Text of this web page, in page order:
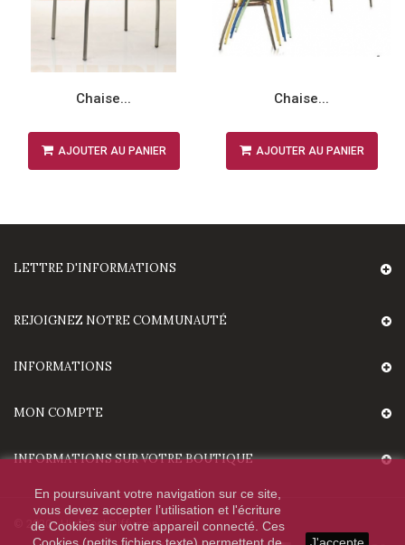
Chaise...
AJOUTER AU PANIER
Chaise...
AJOUTER AU PANIER
LETTRE D'INFORMATIONS
REJOIGNEZ NOTRE COMMUNAUTÉ
INFORMATIONS
MON COMPTE
INFORMATIONS SUR VOTRE BOUTIQUE
En poursuivant votre navigation sur ce site,
vous devez accepter l’utilisation et l'écriture
de Cookies sur votre appareil connecté. Ces
© 2020 - HighTechDiffusion.